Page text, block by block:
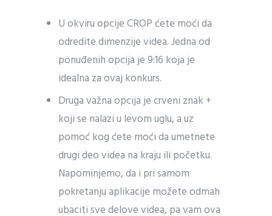
U okviru opcije CROP ćete moći da
odredite dimenzije videa. Jedna od
ponuđenih opcija je 9:16 koja je
idealna za ovaj konkurs.
Druga važna opcija je crveni znak +
koji se nalazi u levom uglu, a uz
pomoć kog ćete moći da umetnete
drugi deo videa na kraju ili početku.
Napominjemo, da i pri samom
pokretanju aplikacije možete odmah
ubaciti sve delove videa, pa vam ova